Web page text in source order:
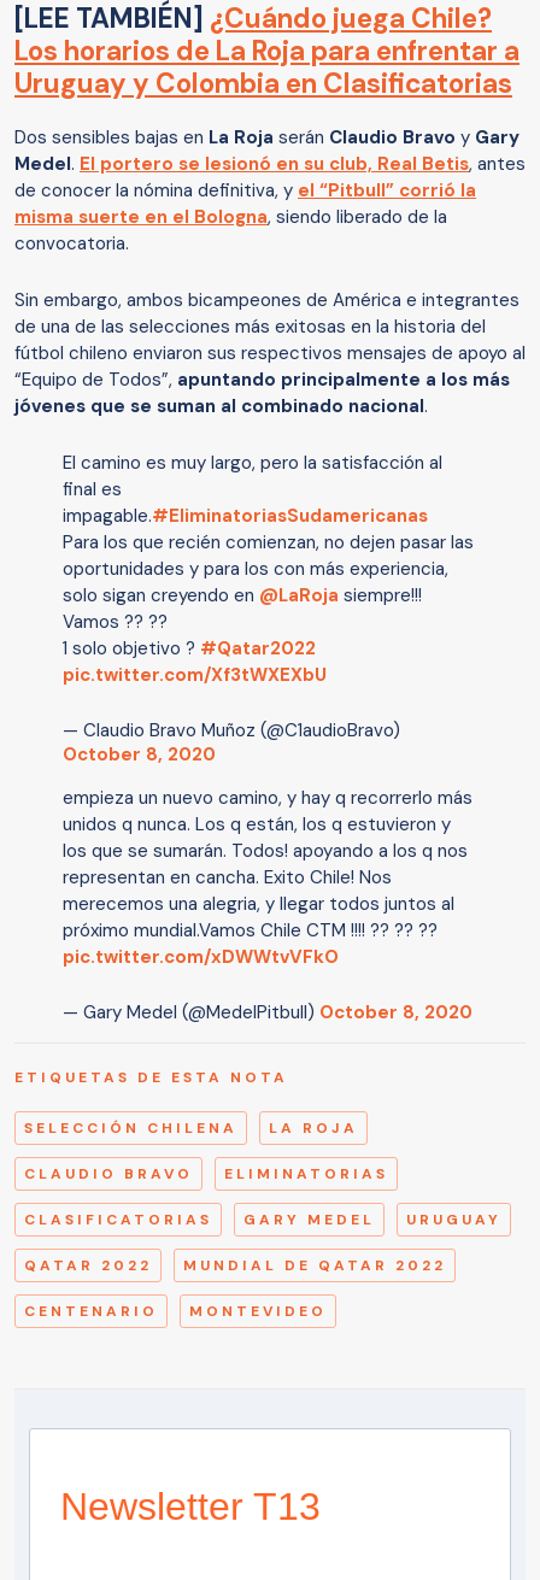
[LEE TAMBIÉN] ¿Cuándo juega Chile?
Los horarios de La Roja para enfrentar a
Uruguay y Colombia en Clasificatorias
Dos sensibles bajas en La Roja serán Claudio Bravo y Gary
Medel. El portero se lesionó en su club, Real Betis, antes
de conocer la nómina definitiva, y el “Pitbull” corrió la
misma suerte en el Bologna, siendo liberado de la
convocatoria.
Sin embargo, ambos bicampeones de América e integrantes
de una de las selecciones más exitosas en la historia del
fútbol chileno enviaron sus respectivos mensajes de apoyo al
“Equipo de Todos”, apuntando principalmente a los más
jóvenes que se suman al combinado nacional.
El camino es muy largo, pero la satisfacción al
final es
impagable.#EliminatoriasSudamericanas
Para los que recién comienzan, no dejen pasar las
oportunidades y para los con más experiencia,
solo sigan creyendo en @LaRoja siempre!!!
Vamos ?? ??
1 solo objetivo ? #Qatar2022
pic.twitter.com/Xf3tWXEXbU
— Claudio Bravo Muñoz (@C1audioBravo)
October 8, 2020
empieza un nuevo camino, y hay q recorrerlo más
unidos q nunca. Los q están, los q estuvieron y
los que se sumarán. Todos! apoyando a los q nos
representan en cancha. Exito Chile! Nos
merecemos una alegria, y llegar todos juntos al
próximo mundial.Vamos Chile CTM !!!! ?? ?? ??
pic.twitter.com/xDWWtvVFkO
— Gary Medel (@MedelPitbull) October 8, 2020
ETIQUETAS DE ESTA NOTA
SELECCIÓN CHILENA LA ROJA
CLAUDIO BRAVO ELIMINATORIAS
CLASIFICATORIAS GARY MEDEL URUGUAY
QATAR 2022 MUNDIAL DE QATAR 2022
CENTENARIO MONTEVIDEO
Newsletter T13